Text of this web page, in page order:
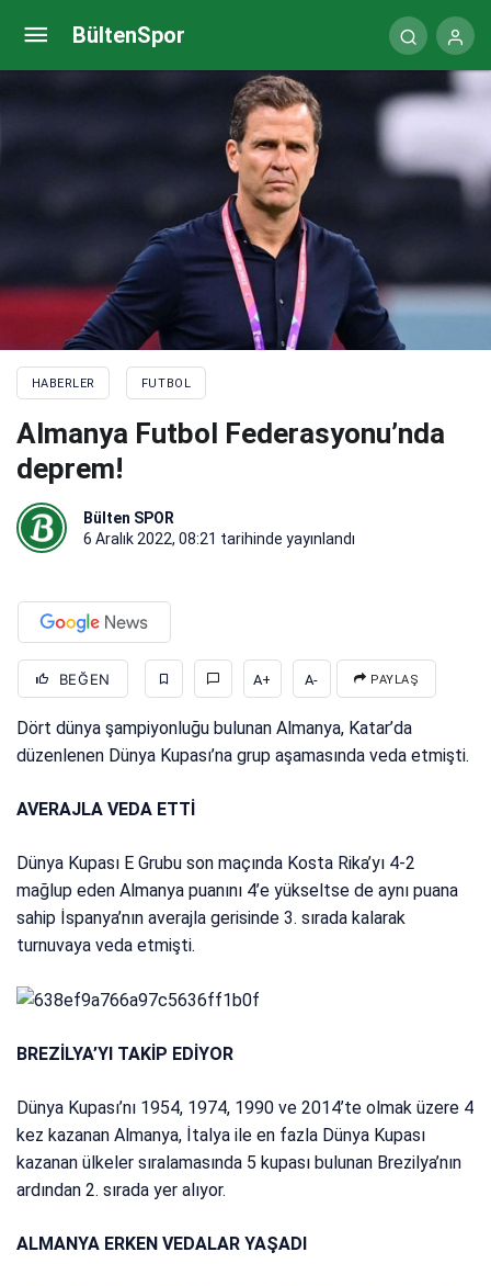
BültenSpor
HABERLER FUTBOL
Almanya Futbol Federasyonu’nda
deprem!
Bülten SPOR
6 Aralık 2022, 08:21 tarihinde yayınlandı
BEĞEN A+ A- PAYLAŞ
Dört dünya şampiyonluğu bulunan Almanya, Katar’da
düzenlenen Dünya Kupası’na grup aşamasında veda etmişti.
AVERAJLA VEDA ETTİ
Dünya Kupası E Grubu son maçında Kosta Rika’yı 4-2
mağlup eden Almanya puanını 4’e yükseltse de aynı puana
sahip İspanya’nın averajla gerisinde 3. sırada kalarak
turnuvaya veda etmişti.
BREZİLYA’YI TAKİP EDİYOR
Dünya Kupası’nı 1954, 1974, 1990 ve 2014’te olmak üzere 4
kez kazanan Almanya, İtalya ile en fazla Dünya Kupası
kazanan ülkeler sıralamasında 5 kupası bulunan Brezilya’nın
ardından 2. sırada yer alıyor.
ALMANYA ERKEN VEDALAR YAŞADI
Ivana Knoll yine gündem oldu: Japonya’ya